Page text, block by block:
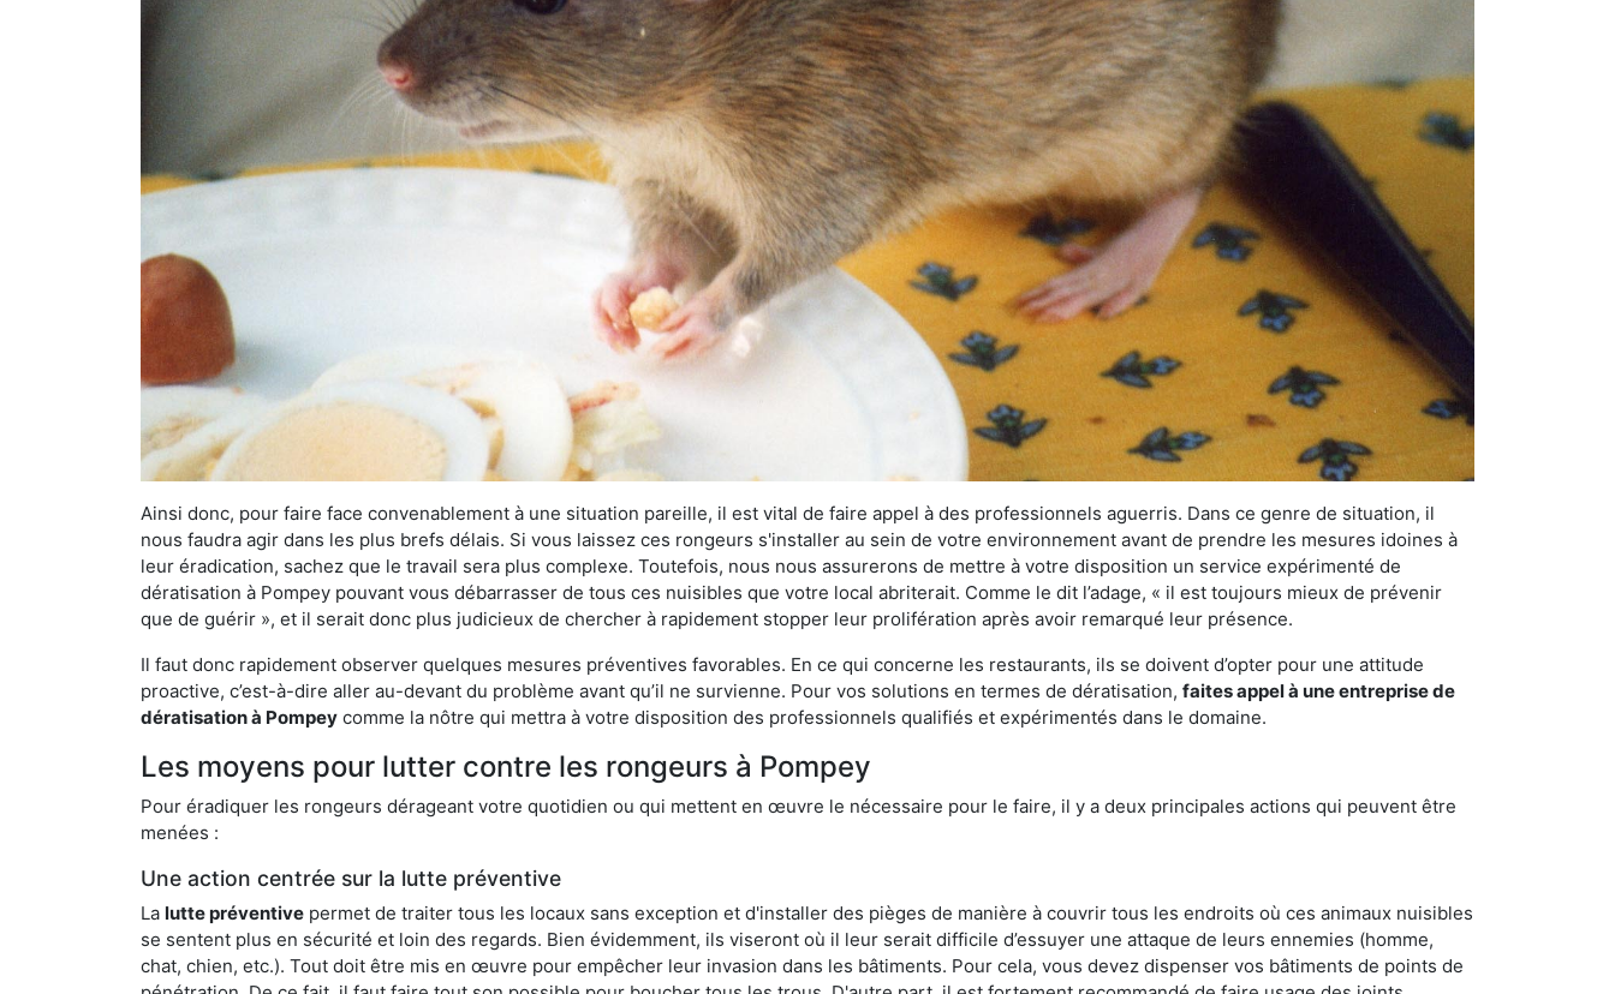
Ainsi donc, pour faire face convenablement à une situation pareille, il est vital de faire appel à des professionnels aguerris. Dans ce genre de situation, il
nous faudra agir dans les plus brefs délais. Si vous laissez ces rongeurs s'installer au sein de votre environnement avant de prendre les mesures idoines à
leur éradication, sachez que le travail sera plus complexe. Toutefois, nous nous assurerons de mettre à votre disposition un service expérimenté de
dératisation à Pompey pouvant vous débarrasser de tous ces nuisibles que votre local abriterait. Comme le dit l’adage, « il est toujours mieux de prévenir
que de guérir », et il serait donc plus judicieux de chercher à rapidement stopper leur prolifération après avoir remarqué leur présence.
Il faut donc rapidement observer quelques mesures préventives favorables. En ce qui concerne les restaurants, ils se doivent d’opter pour une attitude
proactive, c’est-à-dire aller au-devant du problème avant qu’il ne survienne. Pour vos solutions en termes de dératisation, faites appel à une entreprise de
dératisation à Pompey comme la nôtre qui mettra à votre disposition des professionnels qualifiés et expérimentés dans le domaine.
Les moyens pour lutter contre les rongeurs à Pompey
Pour éradiquer les rongeurs dérageant votre quotidien ou qui mettent en œuvre le nécessaire pour le faire, il y a deux principales actions qui peuvent être
menées :
Une action centrée sur la lutte préventive
La lutte préventive permet de traiter tous les locaux sans exception et d'installer des pièges de manière à couvrir tous les endroits où ces animaux nuisibles
se sentent plus en sécurité et loin des regards. Bien évidemment, ils viseront où il leur serait difficile d’essuyer une attaque de leurs ennemies (homme,
chat, chien, etc.). Tout doit être mis en œuvre pour empêcher leur invasion dans les bâtiments. Pour cela, vous devez dispenser vos bâtiments de points de